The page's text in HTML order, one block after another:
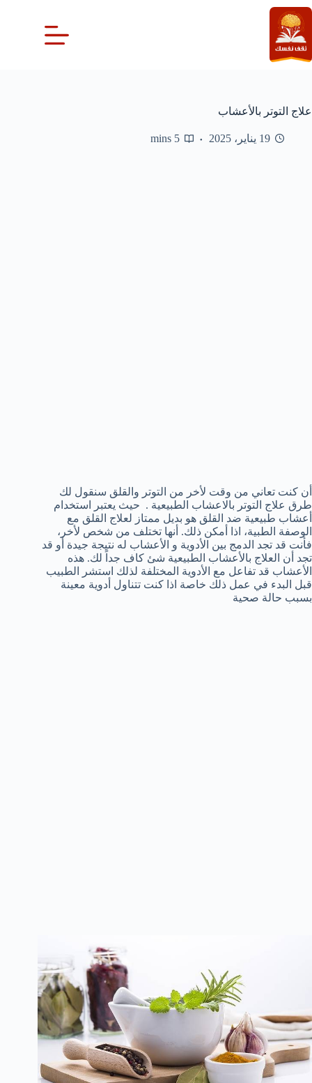
التجاوز
إلى
المحتوى
علاج التوتر بالأعشاب
19 يناير، 2025 5 mins
أن كنت تعاني من وقت لأخر من التوتر والقلق سنقول لك
طرق علاج التوتر بالاعشاب الطبيعية . حيث يعتبر استخدام
أعشاب طبيعية ضد القلق هو بديل ممتاز لعلاج القلق مع
الوصفة الطبية، اذا أمكن ذلك. أنها تختلف من شخص لأخر،
فأنت قد تجد الدمج بين الأدوية و الأعشاب له نتيجة جيدة أو قد
تجد أن العلاج بالأعشاب الطبيعية شئ كاف جداً لك. هذه
الأعشاب قد تفاعل مع الأدوية المختلفة لذلك استشر الطبيب
قبل البدء في عمل ذلك خاصة اذا كنت تتناول أدوية معينة
بسبب حالة صحية